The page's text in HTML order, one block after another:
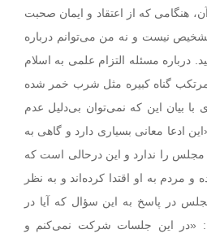
هنگامی که از اعتقاد و ایمان صحبت
نیست و نه من می‌توانم درباره
درباره مسئله التزام علمی به اسلام
گناه کبیره مثل شرب خمر شده‌
بیان این که نمی‌توان بی‌دلیل عدم
۲۸ اعلام کرد، یادآور شد: «این ادعا معانی بسیاری دارد و گاهی به
ماده ۲۸، صلاحیت کاندیداتوری مجلس را ندارد و این درحالی است که
مردم به او اقتدا کرده‌اند و به نظر
در پاسخ به این سؤال که آیا در
«در این جلسات شرکت نمی‌کنم و